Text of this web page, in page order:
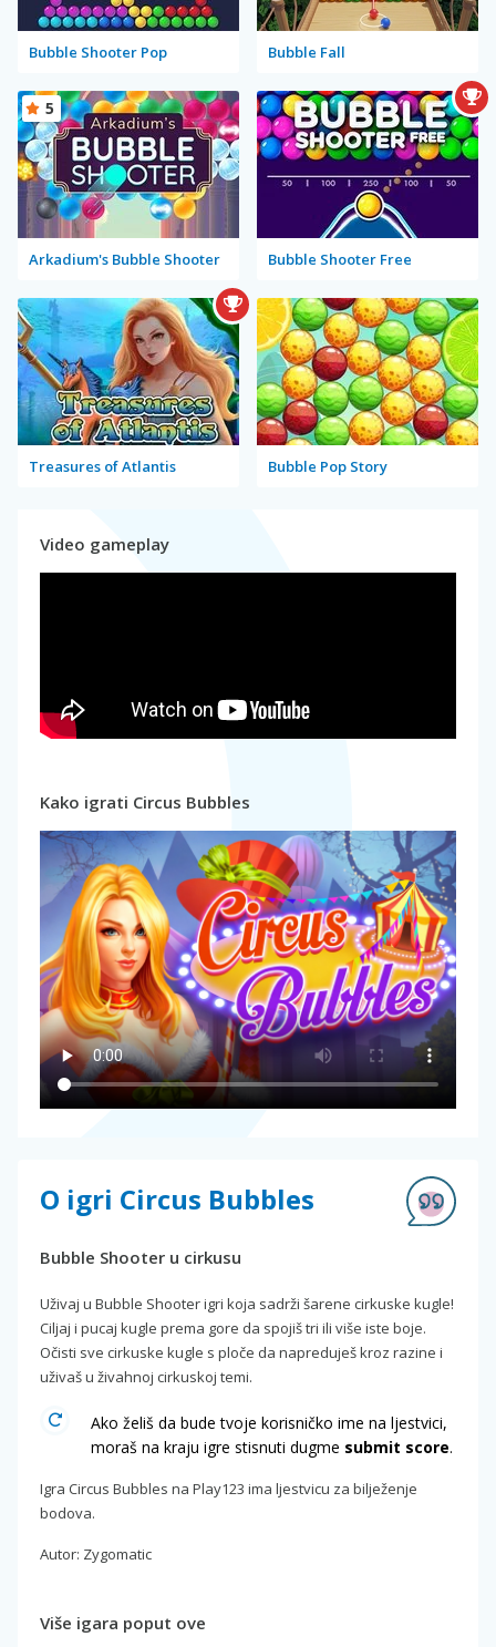
Bubble Shooter Pop Bubble Fall
Arkadium's Bubble Shooter
5
Bubble Shooter Free
Treasures of Atlantis Bubble Pop Story
Video gameplay
Kako igrati Circus Bubbles
O igri Circus Bubbles
Bubble Shooter u cirkusu
Uživaj u Bubble Shooter igri koja sadrži šarene cirkuske kugle!
Ciljaj i pucaj kugle prema gore da spojiš tri ili više iste boje.
Očisti sve cirkuske kugle s ploče da napreduješ kroz razine i
uživaš u živahnoj cirkuskoj temi.
Ako želiš da bude tvoje korisničko ime na ljestvici,
moraš na kraju igre stisnuti dugme submit score.
Igra Circus Bubbles na Play123 ima ljestvicu za bilježenje
bodova.
Autor: Zygomatic
Više igara poput ove